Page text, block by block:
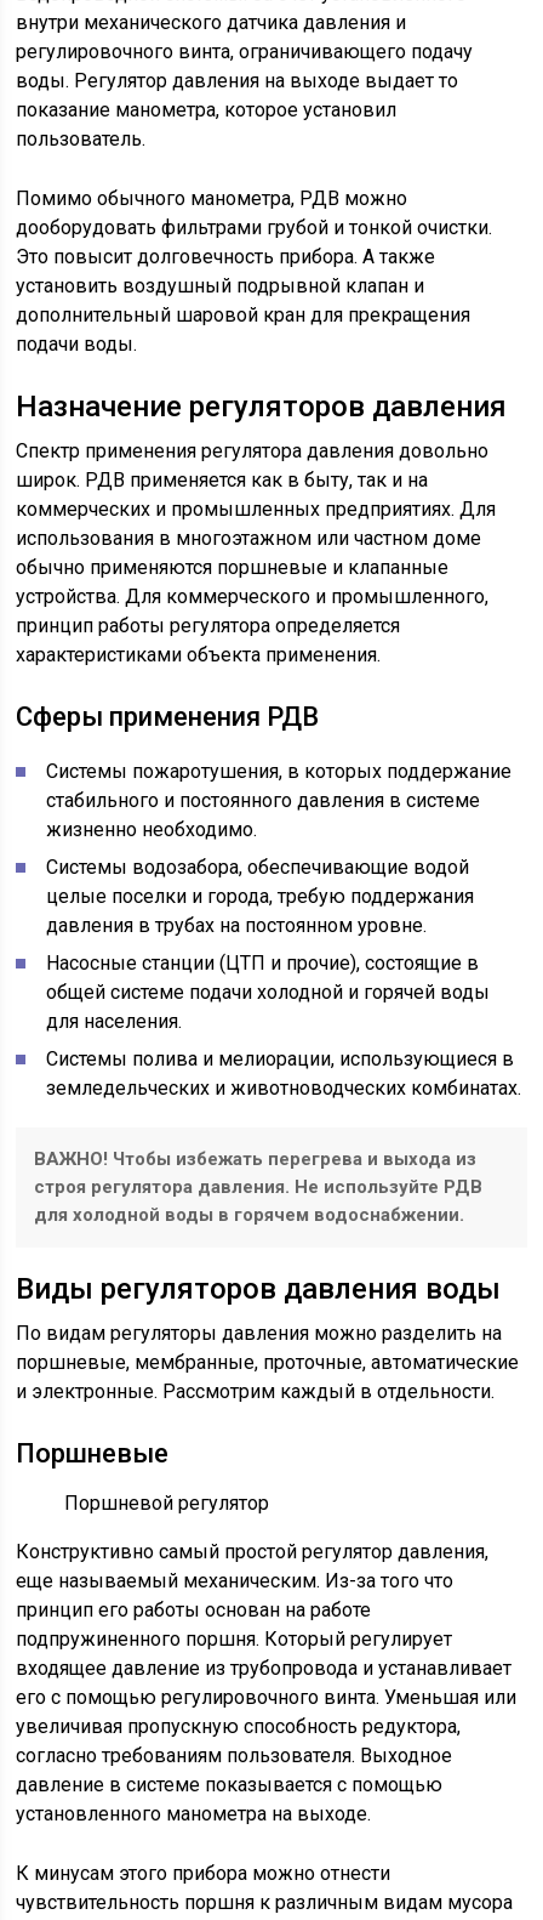
внутри механического датчика давления и
регулировочного винта, ограничивающего подачу
воды. Регулятор давления на выходе выдает то
показание манометра, которое установил
пользователь.
Помимо обычного манометра, РДВ можно
дооборудовать фильтрами грубой и тонкой очистки.
Это повысит долговечность прибора. А также
установить воздушный подрывной клапан и
дополнительный шаровой кран для прекращения
подачи воды.
Назначение регуляторов давления
Спектр применения регулятора давления довольно
широк. РДВ применяется как в быту, так и на
коммерческих и промышленных предприятиях. Для
использования в многоэтажном или частном доме
обычно применяются поршневые и клапанные
устройства. Для коммерческого и промышленного,
принцип работы регулятора определяется
характеристиками объекта применения.
Сферы применения РДВ
Системы пожаротушения, в которых поддержание
стабильного и постоянного давления в системе
жизненно необходимо.
Системы водозабора, обеспечивающие водой
целые поселки и города, требую поддержания
давления в трубах на постоянном уровне.
Насосные станции (ЦТП и прочие), состоящие в
общей системе подачи холодной и горячей воды
для населения.
Системы полива и мелиорации, использующиеся в
земледельческих и животноводческих комбинатах.
ВАЖНО! Чтобы избежать перегрева и выхода из
строя регулятора давления. Не используйте РДВ
для холодной воды в горячем водоснабжении.
Виды регуляторов давления воды
По видам регуляторы давления можно разделить на
поршневые, мембранные, проточные, автоматические
и электронные. Рассмотрим каждый в отдельности.
Поршневые
Поршневой регулятор
Конструктивно самый простой регулятор давления,
еще называемый механическим. Из-за того что
принцип его работы основан на работе
подпружиненного поршня. Который регулирует
входящее давление из трубопровода и устанавливает
его с помощью регулировочного винта. Уменьшая или
увеличивая пропускную способность редуктора,
согласно требованиям пользователя. Выходное
давление в системе показывается с помощью
установленного манометра на выходе.
К минусам этого прибора можно отнести
чувствительность поршня к различным видам мусора